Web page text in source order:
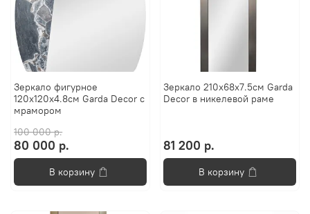
Зеркало фигурное
120x120x4.8см Garda Decor с
мрамором
100 000 р.
80 000 р.
В корзину
Зеркало 210x68x7.5см Garda
Decor в никелевой раме
81 200 р.
В корзину